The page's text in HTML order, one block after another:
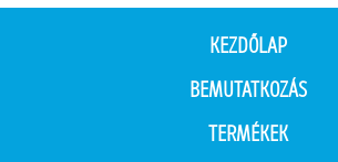
KEZDŐLAP
BEMUTATKOZÁS
TERMÉKEK